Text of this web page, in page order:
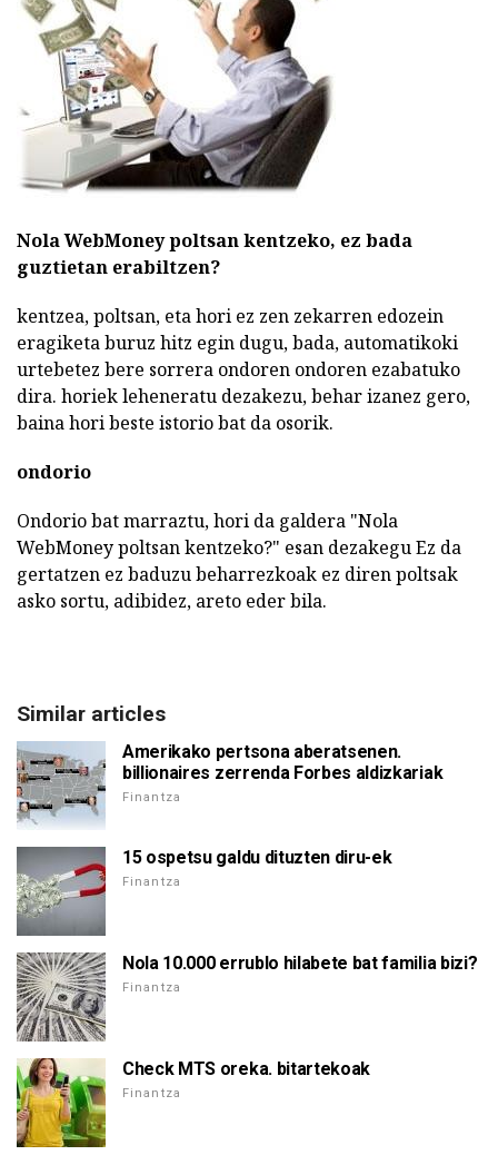
Nola WebMoney poltsan kentzeko, ez bada
guztietan erabiltzen?
kentzea, poltsan, eta hori ez zen zekarren edozein
eragiketa buruz hitz egin dugu, bada, automatikoki
urtebetez bere sorrera ondoren ondoren ezabatuko
dira. horiek leheneratu dezakezu, behar izanez gero,
baina hori beste istorio bat da osorik.
ondorio
Ondorio bat marraztu, hori da galdera "Nola
WebMoney poltsan kentzeko?" esan dezakegu Ez da
gertatzen ez baduzu beharrezkoak ez diren poltsak
asko sortu, adibidez, areto eder bila.
Similar articles
Amerikako pertsona aberatsenen.
billionaires zerrenda Forbes aldizkariak
Finantza
15 ospetsu galdu dituzten diru-ek
Finantza
Nola 10.000 errublo hilabete bat familia bizi?
Finantza
Check MTS oreka. bitartekoak
Finantza